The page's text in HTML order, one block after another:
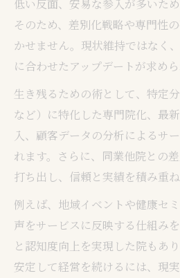
低い反面、安易な参入が多いた
そのため、差別化戦略や専門性
かせません。現状維持ではなく
に合わせたアップデートが求めら
生き残るための術として、特定
など）に特化した専門院化、最
入、顧客データの分析によるサ
れます。さらに、同業他院との
打ち出し、信頼と実績を積み重ね
例えば、地域イベントや健康セ
声をサービスに反映する仕組み
と認知度向上を実現した院もあ
安定して経営を続けるには、現